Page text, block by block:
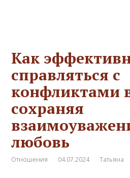
Как
справляться с
конфликтами
сохраняя
любовь
Отношения 04.07.2024 Татьяна